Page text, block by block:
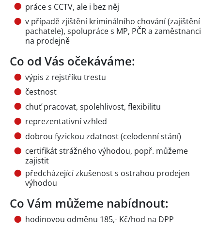
práce s CCTV, ale i bez něj
v případě zjištění kriminálního chování (zajištění
pachatele), spolupráce s MP, PČR a zaměstnanci
na prodejně
Co od Vás očekáváme:
výpis z rejstříku trestu
čestnost
chuť pracovat, spolehlivost, flexibilitu
reprezentativní vzhled
dobrou fyzickou zdatnost (celodenní stání)
certifikát strážného výhodou, popř. můžeme
zajistit
předcházející zkušenost s ostrahou prodejen
výhodou
Co Vám můžeme nabídnout:
hodinovou odměnu 185,- Kč/hod na DPP